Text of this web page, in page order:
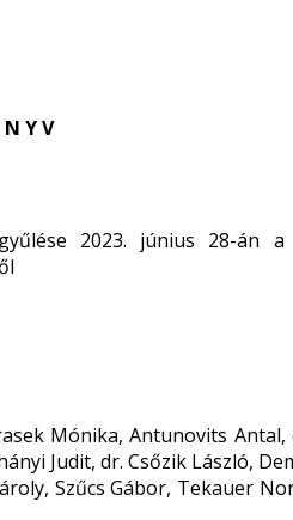
N Y V
2023. június 28-án a
Mónika, Antunovits Antal,
Judit, dr. Csőzik László,
Szűcs Gábor, Tekauer